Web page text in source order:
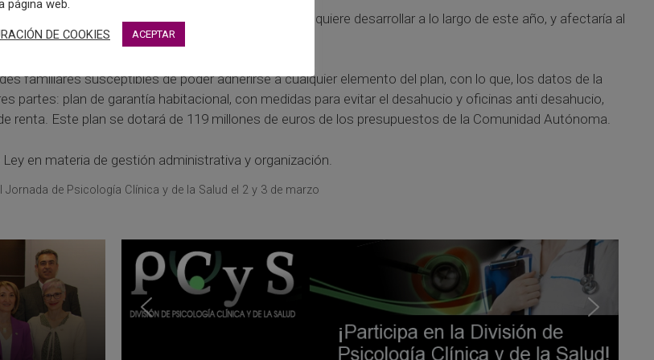
Ley de garantías ciudadanas, que el gobierno quiere desarrollar a lo largo de este año, y afectaría al
familiares susceptibles de poder adherirse a cualquier elemento del plan, con lo que, los datos de la
partes: plan de garantía habitacional, con medidas para evitar el desahucio y oficinas anti desahucio,
renta. Este plan se dotará de 119 millones de euros de los presupuestos de la Comunidad Autónoma.
en materia de gestión administrativa y organización.
de Psicología Clínica y de la Salud el 2 y 3 de marzo
página web.
DE COOKIES ACEPTAR